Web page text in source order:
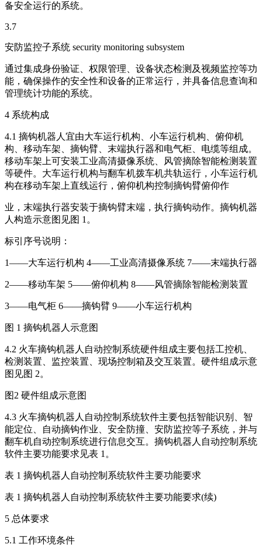
备安全运行的系统。
3.7
安防监控子系统 security monitoring subsystem
通过集成身份验证、权限管理、设备状态检测及视频监控等功
能，确保操作的安全性和设备的正常运行，并具备信息查询和
管理统计功能的系统。
4 系统构成
4.1 摘钩机器人宜由大车运行机构、小车运行机构、俯仰机
构、移动车架、摘钩臂、末端执行器和电气柜、电缆等组成。
移动车架上可安装工业高清摄像系统、风管摘除智能检测装置
等硬件。大车运行机构与翻车机拨车机共轨运行，小车运行机
构在移动车架上直线运行，俯仰机构控制摘钩臂俯仰作
业，末端执行器安装于摘钩臂末端，执行摘钩动作。摘钩机器
人构造示意图见图 1。
标引序号说明：
1——大车运行机构 4——工业高清摄像系统 7——末端执行器
2——移动车架 5——俯仰机构 8——风管摘除智能检测装置
3——电气柜 6——摘钩臂 9——小车运行机构
图 1 摘钩机器人示意图
4.2 火车摘钩机器人自动控制系统硬件组成主要包括工控机、
检测装置、监控装置、现场控制箱及交互装置。硬件组成示意
图见图 2。
图2 硬件组成示意图
4.3 火车摘钩机器人自动控制系统软件主要包括智能识别、智
能定位、自动摘钩作业、安全防撞、安防监控等子系统，并与
翻车机自动控制系统进行信息交互。摘钩机器人自动控制系统
软件主要功能要求见表 1。
表 1 摘钩机器人自动控制系统软件主要功能要求
表 1 摘钩机器人自动控制系统软件主要功能要求(续)
5 总体要求
5.1 工作环境条件